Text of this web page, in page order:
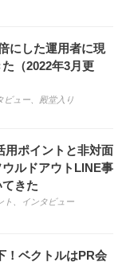
にした運用者に現
（2022年3月更
ビュー 殿堂入り
用ポイントと非対面
ルドアウトLINE事
きた
ト
インタビュー
！ベクトルはPR会